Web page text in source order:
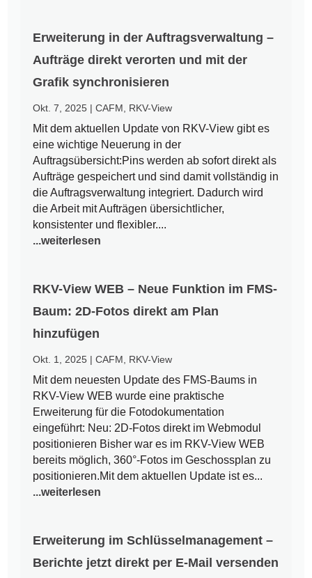
Erweiterung in der Auftragsverwaltung –
Aufträge direkt verorten und mit der
Grafik synchronisieren
Okt. 7, 2025 |CAFM RKV-View
Mit dem aktuellen Update von RKV-View gibt es
eine wichtige Neuerung in der
Auftragsübersicht:Pins werden ab sofort direkt als
Aufträge gespeichert und sind damit vollständig in
die Auftragsverwaltung integriert. Dadurch wird
die Arbeit mit Aufträgen übersichtlicher,
konsistenter und flexibler....
...weiterlesen
RKV-View WEB – Neue Funktion im FMS-
Baum: 2D-Fotos direkt am Plan
hinzufügen
Okt. 1, 2025 |CAFM RKV-View
Mit dem neuesten Update des FMS-Baums in
RKV-View WEB wurde eine praktische
Erweiterung für die Fotodokumentation
eingeführt: Neu: 2D-Fotos direkt im Webmodul
positionieren Bisher war es im RKV-View WEB
bereits möglich, 360°-Fotos im Geschossplan zu
positionieren.Mit dem aktuellen Update ist es...
...weiterlesen
Erweiterung im Schlüsselmanagement –
Berichte jetzt direkt per E-Mail versenden